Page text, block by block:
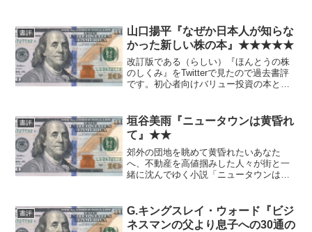
だけあってまとまり具合もアップデート
も良く、...
書評
山口揚平『なぜか日本人が知らな
かった新しい株の本』★★★★★
改訂版である（らしい）『ほんとうの株
のしくみ』をTwitterで見たので過去書評
です。初心者向けバリュー投資の本とし
ムです。利子（≒インフレ）の本質はお
金が腐ることで...
書評
垣谷美雨『ニュータウンは黄昏れ
て』★★
郊外の団地を眺めて黄昏れたいあなた
へ、不動産を高値掴みした人々が街と一
緒に沈んでゆく小説「ニュータウンは黄
ないし、全体として面白かったとは言い
がたいが、無視できな...
書評
G.キングスレイ・ウォード『ビジ
ネスマンの父より息子への30通の